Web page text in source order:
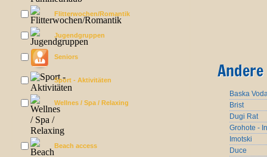
Flitterwochen/Romantik
Jugendgruppen
Seniors
Sport - Aktivitäten
Wellnes / Spa / Relaxing
Beach access
Baska
Brist
Dugi Rat
Grohote -
Imotski
Duce